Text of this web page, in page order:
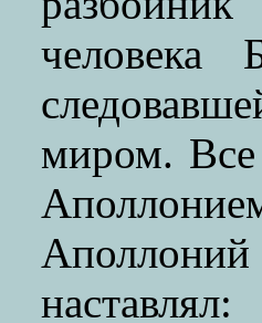
человека
миром.